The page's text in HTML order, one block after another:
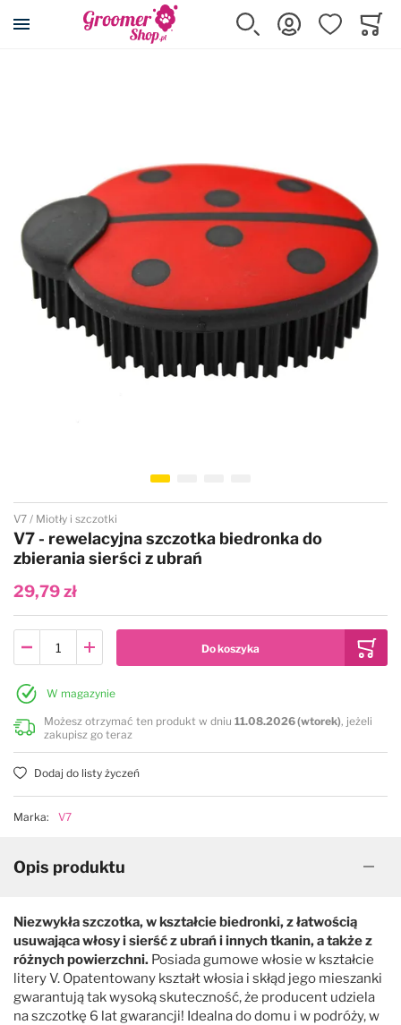
Przejdź na stronę główną
Szukaj Zaloguj sięUlubione
Przejdź na początek galerii
V7 Miotły i szczotki
V7 - rewelacyjna szczotka biedronka do
zbierania sierści z ubrań
29,79 zł
W magazynie
Możesz otrzymać ten produkt w dniu 11.08.2026 (wtorek), jeżeli
zakupisz go teraz
Dodaj do listy życzeń
Marka: V7
Opis produktu
Niezwykła szczotka, w kształcie biedronki, z łatwością
usuwająca włosy i sierść z ubrań i innych tkanin, a także z
różnych powierzchni. Posiada gumowe włosie w kształcie
litery V. Opatentowany kształt włosia i skłąd jego mieszanki
gwarantują tak wysoką skuteczność, że producent udziela
na szczotkę 6 lat gwarancji! Idealna do domu i w podróży, w